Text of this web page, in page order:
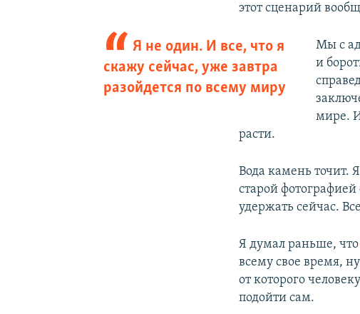
этот сценарий
Я не один. И все, что я
скажу сейчас, уже завтра
разойдется по всему миру
Мы с
и
мире. И
расти.
Вода камень
старой
удержать сейчас.
Я думал раньше,
всему свое время,
от которого
подойти сам.